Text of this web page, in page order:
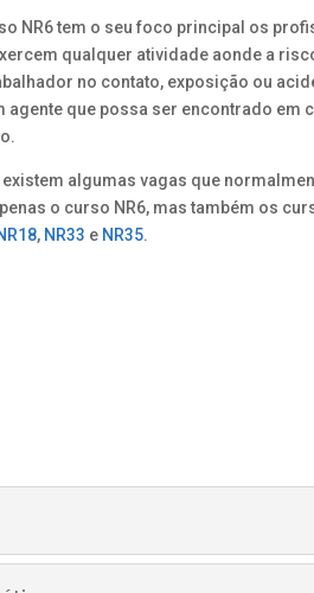
NR6 tem o seu foco principal os
qualquer atividade aonde a
no contato, exposição ou
agente que possa ser encontrado em
existem algumas vagas que
o curso NR6, mas também os
, NR33 e NR35.